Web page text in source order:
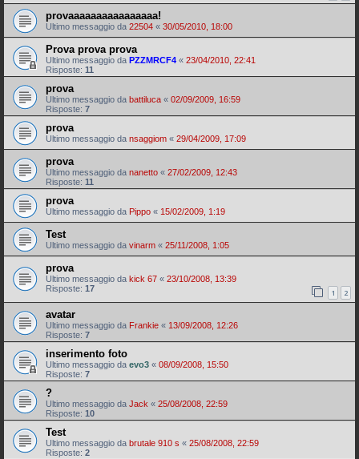
provaaaaaaaaaaaaaaaa!
Ultimo messaggio da 22504 « 30/05/2010, 18:00
Prova prova prova
Ultimo messaggio da PZZMRCF4 « 23/04/2010, 22:41
Risposte: 11
prova
Ultimo messaggio da battiluca « 02/09/2009, 16:59
Risposte: 7
prova
Ultimo messaggio da nsaggiom « 29/04/2009, 17:09
prova
Ultimo messaggio da nanetto « 27/02/2009, 12:43
Risposte: 11
prova
Ultimo messaggio da Pippo « 15/02/2009, 1:19
Test
Ultimo messaggio da vinarm « 25/11/2008, 1:05
prova
Ultimo messaggio da kick 67 « 23/10/2008, 13:39
Risposte: 17 1 2
avatar
Ultimo messaggio da Frankie « 13/09/2008, 12:26
Risposte: 7
inserimento foto
Ultimo messaggio da evo3 « 08/09/2008, 15:50
Risposte: 7
?
Ultimo messaggio da Jack « 25/08/2008, 22:59
Risposte: 10
Test
Ultimo messaggio da brutale 910 s « 25/08/2008, 22:59
Risposte: 2